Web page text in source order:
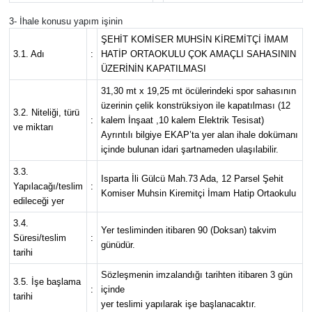
3- İhale konusu yapım işinin
3.1. Adı :
ŞEHİT KOMİSER MUHSİN KİREMİTÇİ İMAM
HATİP ORTAOKULU ÇOK AMAÇLI SAHASININ
ÜZERİNİN KAPATILMASI
3.2. Niteliği, türü
ve miktarı
:
31,30 mt x 19,25 mt öcülerindeki spor sahasının
üzerinin çelik konstrüksiyon ile kapatılması (12
kalem İnşaat ,10 kalem Elektrik Tesisat)
Ayrıntılı bilgiye EKAP’ta yer alan ihale dokümanı
içinde bulunan idari şartnameden ulaşılabilir.
3.3.
Yapılacağı/teslim
edileceği yer
:
Isparta İli Gülcü Mah.73 Ada, 12 Parsel Şehit
Komiser Muhsin Kiremitçi İmam Hatip Ortaokulu
3.4.
Süresi/teslim
tarihi
:
Yer tesliminden itibaren 90 (Doksan) takvim
günüdür.
3.5. İşe başlama
tarihi
:
Sözleşmenin imzalandığı tarihten itibaren 3 gün
içinde
yer teslimi yapılarak işe başlanacaktır.
Spor
Tarihi Yapılarımız
Teknoloji
Türkiye
İletişim